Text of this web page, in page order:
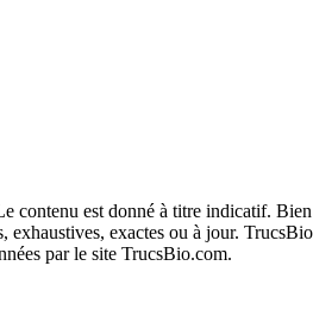
contenu est donné à titre indicatif.
exactes ou à jour.
par le site TrucsBio.com.